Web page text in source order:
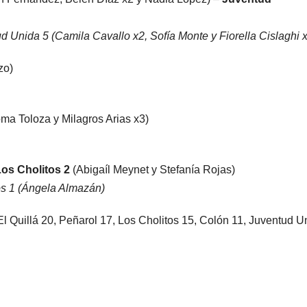
Unida 5 (Camila Cavallo x2, Sofía Monte y Fiorella Cislaghi
Toloza y Milagros Arias x3)
Cholitos 2 (Abigaíl Meynet y Stefanía Rojas)
1 (Ángela Almazán)
Quillá 20, Peñarol 17, Los Cholitos 15, Colón 11, Juventud